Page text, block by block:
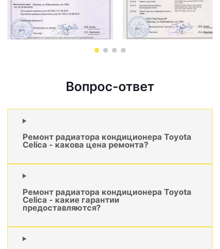
Вопрос-ответ
Ремонт радиатора кондиционера Toyota
Celica - какова цена ремонта?
Ремонт радиатора кондиционера Toyota
Celica - какие гарантии
предоставляются?